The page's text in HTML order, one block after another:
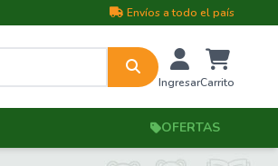
Envíos a todo el país
IngresarCarrito
OFERTAS